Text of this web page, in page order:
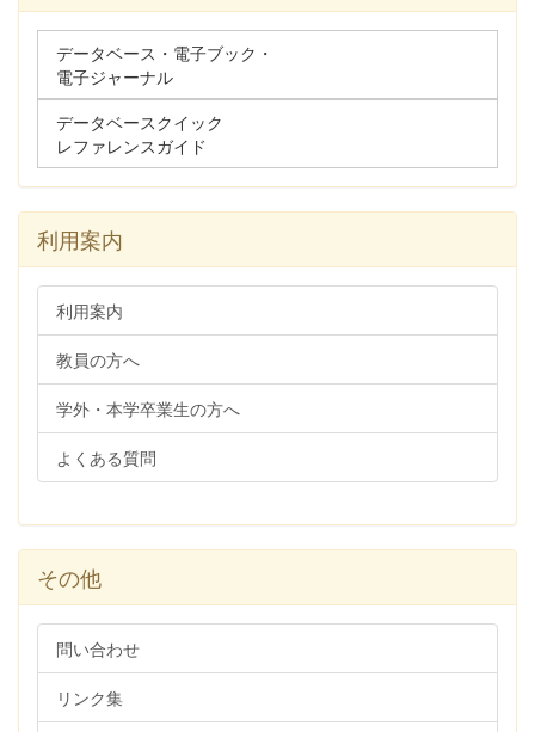
データベース・電子ブック・
電子ジャーナル
データベースクイック
レファレンスガイド
利用案内
利用案内
教員の方へ
学外・本学卒業生の方へ
よくある質問
その他
問い合わせ
リンク集